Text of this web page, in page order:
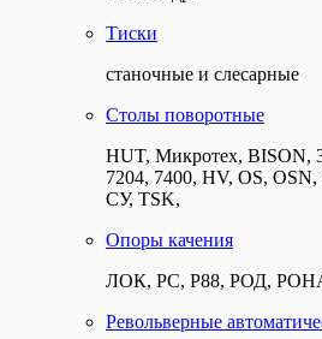
Тиски
станочные и слесарные
Столы поворотные
HUT, Микротех, BISON,
7204, 7400, HV, OS,
СУ, TSK,
Опоры качения
ЛОК, РС, Р88, РОД,
Револьверные